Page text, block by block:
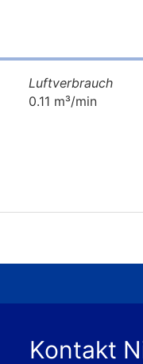
Luftverbrauch
0.11 m³/min
Kontakt